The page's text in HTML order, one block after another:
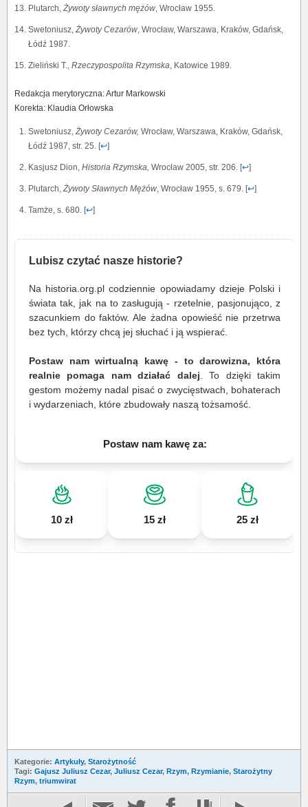
Plutarch, Żywoty sławnych mężów, Wrocław 1955.
Swetoniusz, Żywoty Cezarów, Wrocław, Warszawa, Kraków, Gdańsk,
Łódź 1987.
Zieliński T., Rzeczypospolita Rzymska, Katowice 1989.
Redakcja merytoryczna: Artur Markowski
Korekta: Klaudia Orłowska
Swetoniusz, Żywoty Cezarów, Wrocław, Warszawa, Kraków, Gdańsk,
Łódź 1987, str. 25. [↩]
Kasjusz Dion, Historia Rzymska, Wrocław 2005, str. 206. [↩]
Plutarch, Żywoty Sławnych Mężów, Wrocław 1955, s. 679. [↩]
Tamże, s. 680. [↩]
Lubisz czytać nasze historie?
Na historia.org.pl codziennie opowiadamy dzieje Polski i
świata tak, jak na to zasługują - rzetelnie, pasjonująco, z
szacunkiem do faktów. Ale żadna opowieść nie przetrwa
bez tych, którzy chcą jej słuchać i ją wspierać.
Postaw nam wirtualną kawę - to darowizna, która
realnie pomaga nam działać dalej . To dzięki takim
gestom możemy nadal pisać o zwycięstwach, bohaterach
i wydarzeniach, które zbudowały naszą tożsamość.
Postaw nam kawę za:
10 zł 15 zł 25 zł
Kategorie: Artykuły, Starożytność
Tagi: Gajusz Juliusz Cezar, Juliusz Cezar, Rzym, Rzymianie, Starożytny
Rzym, triumwirat